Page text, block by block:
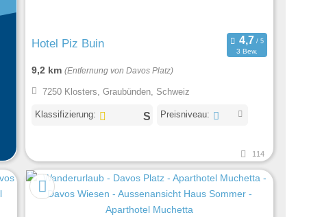
Hotel Piz Buin
3 Bew.
9,2 km (Entfernung von Davos Platz)
7250 Klosters, Graubünden, Schweiz
Klassifizierung: Preisniveau:
114